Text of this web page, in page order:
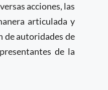
acciones, las
articulada y
de autoridades de
de la